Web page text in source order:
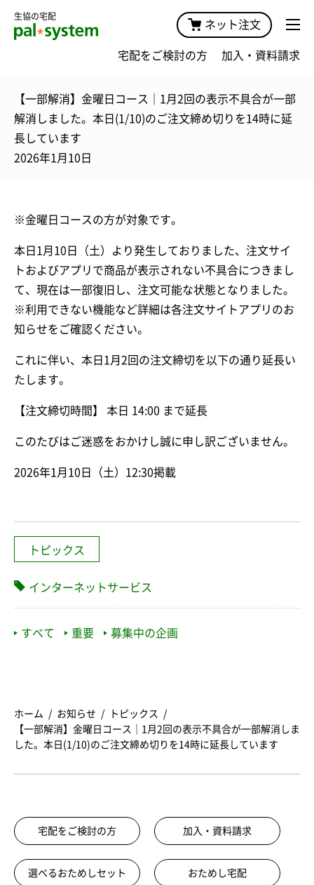
生協の宅配
ネット注文
宅配をご検討の方 加入・資料請求
【一部解消】金曜日コース｜1月2回の表示不具合が一部
解消しました。本日(1/10)のご注文締め切りを14時に延
長しています
2026年1月10日
※金曜日コースの方が対象です。
本日1月10日（土）より発生しておりました、注文サイ
トおよびアプリで商品が表示されない不具合につきまし
て、現在は一部復旧し、注文可能な状態となりました。
※利用できない機能など詳細は各注文サイトアプリのお
知らせをご確認ください。
これに伴い、本日1月2回の注文締切を以下の通り延長い
たします。
【注文締切時間】 本日 14:00 まで延長
このたびはご迷惑をおかけし誠に申し訳ございません。
2026年1月10日（土）12:30掲載
トピックス
インターネットサービス
すべて 重要 募集中の企画
ホーム お知らせ
トピックス
【一部解消】金曜日コース｜1月2回の表示不具合が一部解消しま
した。本日(1/10)のご注文締め切りを14時に延長しています
宅配をご検討の方 加入・資料請求
選べるおためしセット おためし宅配